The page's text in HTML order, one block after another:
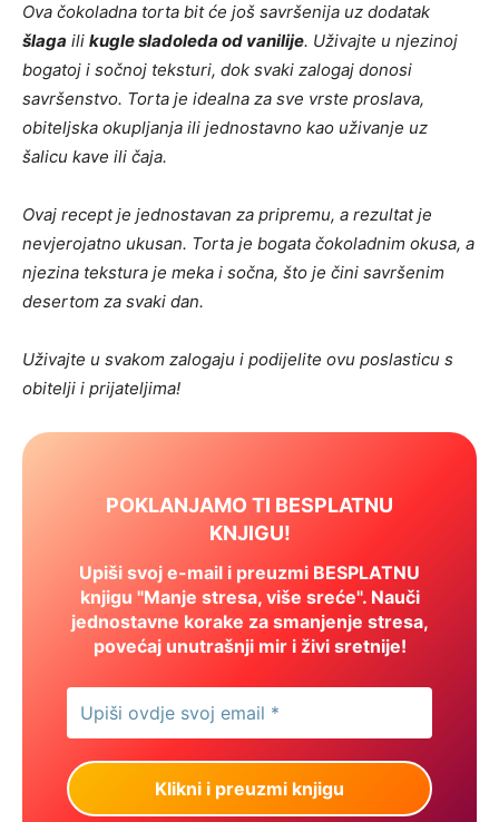
Ova čokoladna torta bit će još savršenija uz dodatak
šlaga ili kugle sladoleda od vanilije. Uživajte u njezinoj
bogatoj i sočnoj teksturi, dok svaki zalogaj donosi
savršenstvo. Torta je idealna za sve vrste proslava,
obiteljska okupljanja ili jednostavno kao uživanje uz
šalicu kave ili čaja.
Ovaj recept je jednostavan za pripremu, a rezultat je
nevjerojatno ukusan. Torta je bogata čokoladnim okusa, a
njezina tekstura je meka i sočna, što je čini savršenim
desertom za svaki dan.
Uživajte u svakom zalogaju i podijelite ovu poslasticu s
obitelji i prijateljima!
POKLANJAMO TI BESPLATNU
KNJIGU!
Upiši svoj e-mail i preuzmi BESPLATNU
knjigu "Manje stresa, više sreće". Nauči
jednostavne korake za smanjenje stresa,
povećaj unutrašnji mir i živi sretnije!